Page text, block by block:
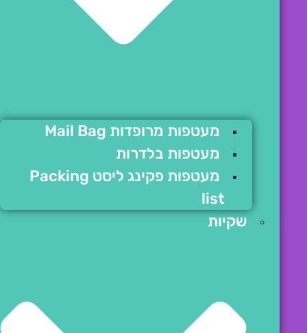
מעטפות מרופדות Mail Bag
מעטפות בלדרות
מעטפות פקינג ליסט Packing
list
שקיות